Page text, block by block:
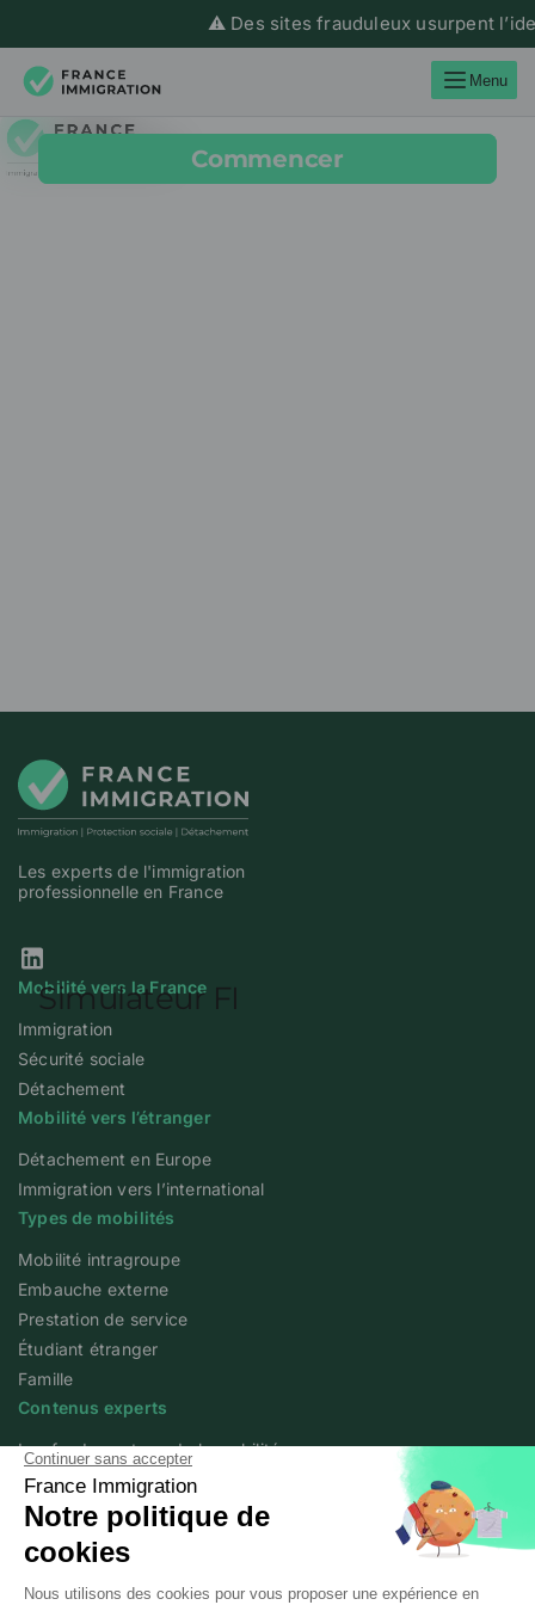
⚠️ Des sites frauduleux usurpent
Menu
Les experts de l'immigration
professionnelle en France
Notre page Linkedin
Mobilité vers la France
Immigration
Sécurité sociale
Détachement
Mobilité vers l’étranger
Détachement en Europe
Immigration vers l’international
Types de mobilités
Mobilité intragroupe
Embauche externe
Prestation de service
Étudiant étranger
Famille
Contenus experts
Les fondamentaux de la mobilité
Articles experts
Flash info
Livres blancs
Webinars
Podcast We Love Mobility